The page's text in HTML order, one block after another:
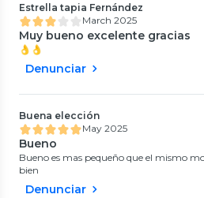
Estrella tapia Fernández
March 2025
Muy bueno excelente gracias
👌👌
Denunciar
Buena elección
May 2025
Bueno
Bueno es mas pequeño que el mismo
bien
Denunciar